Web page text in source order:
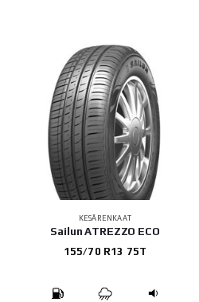
KESÄRENKAAT
Sailun ATREZZO ECO
155/70 R13 75T